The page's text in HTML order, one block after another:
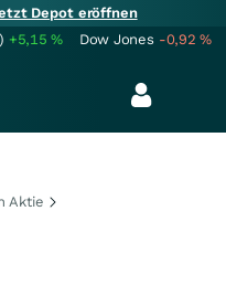
Depot eröffnen
+5,15% Dow Jones -0,92%
Aktie